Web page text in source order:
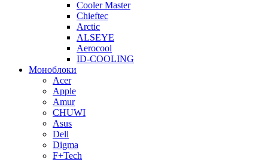
Cooler Master
Chieftec
Arctic
ALSEYE
Aerocool
ID-COOLING
Моноблоки
Acer
Apple
Amur
CHUWI
Asus
Dell
Digma
F+Tech